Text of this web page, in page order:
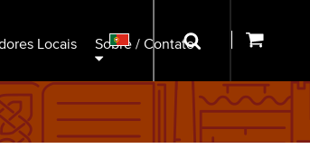
Locais Sobre / Contato